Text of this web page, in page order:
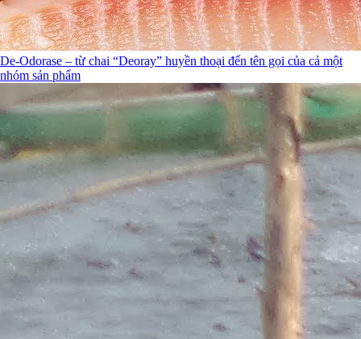
De-Odorase – từ chai “Deoray” huyền thoại đến tên gọi của cả một
nhóm sản phẩm